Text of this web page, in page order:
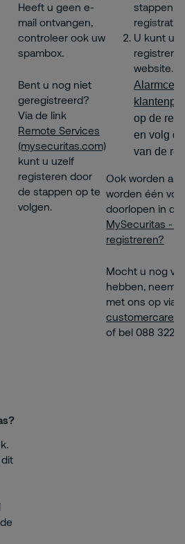
Heeft u geen e-
mail ontvangen,
controleer ook uw
spambox.
Bent u nog niet
geregistreerd?
Via de link
Remote Services
(mysecuritas.com)
kunt u uzelf
registeren door
de stappen op te
volgen.
stappen
registratie.
U kunt
website.
op de
en volg
van de
Ook worden
worden één
doorlopen in
MySecuritas -
registreren?
Mocht u nog
hebben, neem
met ons op via
of bel 088 322